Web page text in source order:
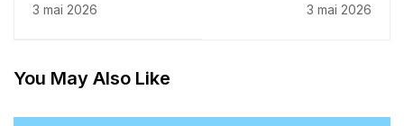
norme ISO 9001:2015
3 mai 2026
9001 appliqué à
3 mai 2026
You May Also Like